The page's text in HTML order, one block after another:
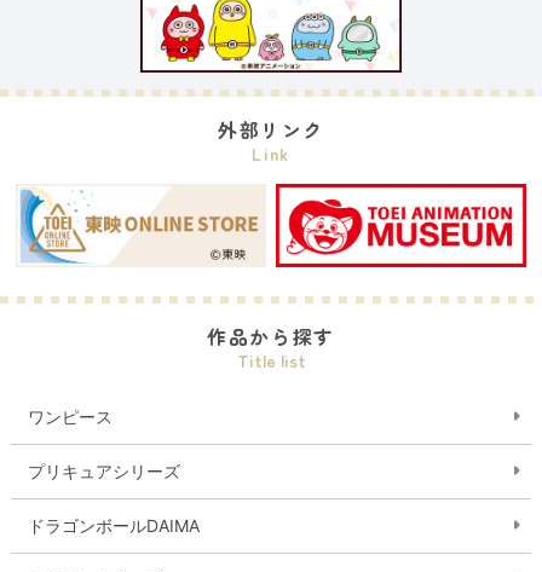
外部リンク
Link
作品から探す
Title list
ワンピース
プリキュアシリーズ
ドラゴンボールDAIMA